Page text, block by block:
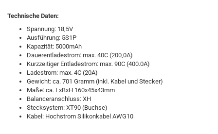
Technische Daten:
Spannung: 18,5V
Ausführung: 5S1P
Kapazität: 5000mAh
Dauerentladestrom: max. 40C (200,0A)
Kurzzeitiger Entladestrom: max. 90C (400.0A)
Ladestrom: max. 4C (20A)
Gewicht: ca. 701 Gramm (inkl. Kabel und Stecker)
Maße: ca. LxBxH 160x45x43mm
Balanceranschluss: XH
Stecksystem: XT90 (Buchse)
Kabel: Hochstrom Silikonkabel AWG10